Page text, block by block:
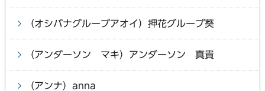
（オシバナグループアオイ）押花グループ葵
（アンダーソン マキ）アンダーソン 真貴
（アンナ）anna